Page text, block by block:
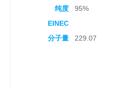
纯度
95%
EINEC
分子量
229.07